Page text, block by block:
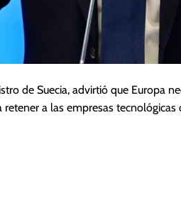
de Suecia, advirtió que Europa
retener a las empresas tecnológicas